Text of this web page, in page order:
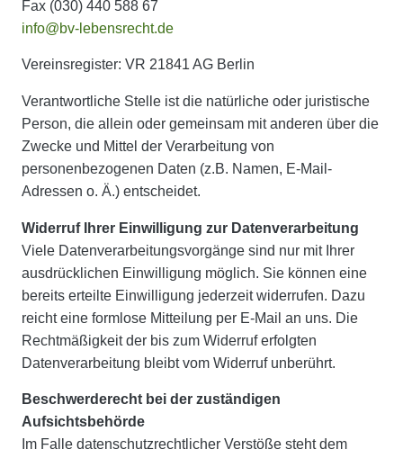
Fax (030) 440 588 67
info@bv-lebensrecht.de
Vereinsregister: VR 21841 AG Berlin
Verantwortliche Stelle ist die natürliche oder juristische
Person, die allein oder gemeinsam mit anderen über die
Zwecke und Mittel der Verarbeitung von
personenbezogenen Daten (z.B. Namen, E-Mail-
Adressen o. Ä.) entscheidet.
Widerruf Ihrer Einwilligung zur Datenverarbeitung
Viele Datenverarbeitungsvorgänge sind nur mit Ihrer
ausdrücklichen Einwilligung möglich. Sie können eine
bereits erteilte Einwilligung jederzeit widerrufen. Dazu
reicht eine formlose Mitteilung per E-Mail an uns. Die
Rechtmäßigkeit der bis zum Widerruf erfolgten
Datenverarbeitung bleibt vom Widerruf unberührt.
Beschwerderecht bei der zuständigen
Aufsichtsbehörde
Im Falle datenschutzrechtlicher Verstöße steht dem